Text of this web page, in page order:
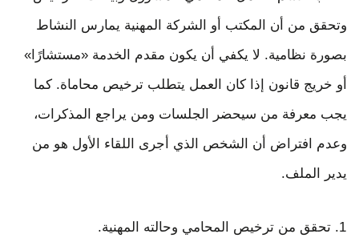
وتحقق من أن المكتب أو الشركة المهنية يمارس النشاط
بصورة نظامية. لا يكفي أن يكون مقدم الخدمة «مستشارًا»
أو خريج قانون إذا كان العمل يتطلب ترخيص محاماة. كما
يجب معرفة من سيحضر الجلسات ومن يراجع المذكرات،
وعدم افتراض أن الشخص الذي أجرى اللقاء الأول هو من
يدير الملف.
تحقق من ترخيص المحامي وحالته المهنية.